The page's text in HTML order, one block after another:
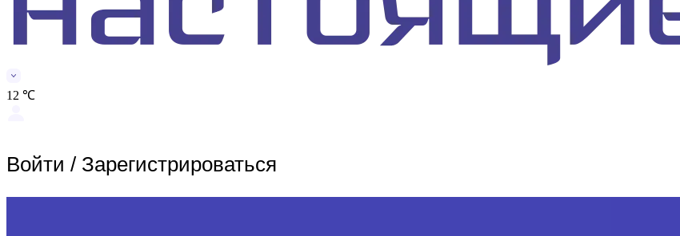
12 ℃
Войти / Зарегистрироваться